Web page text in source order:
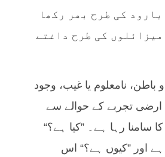
کی طرح بھر رکھا
میزائلوں کی طرح داغتے
باطن، نامعلوم یا غیب، وجود
ارضی تجربے کے حوالے سے
سامنا رہا ہے۔ ”کیا ہے؟“
ہے اور ”کیوں ہے؟“ اس